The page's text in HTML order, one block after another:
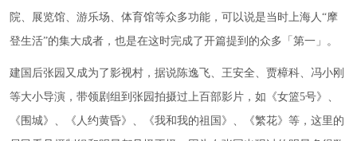
院、展览馆、游乐场、体育馆等众多功能，可以说是当时上海人“摩
登生活”的集大成者，也是在这时完成了开篇提到的众多「第一」。
建国后张园又成为了影视村，据说陈逸飞、王安全、贾樟科、冯小刚
等大小导演，带领剧组到张园拍摄过上百部影片，如《女篮5号》、
《围城》、《人约黄昏》、《我和我的祖国》、《繁花》等，这里的